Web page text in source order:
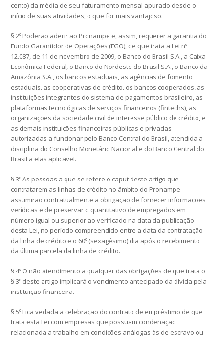
cento) da média de seu faturamento mensal apurado desde o
início de suas atividades, o que for mais vantajoso.
§ 2º Poderão aderir ao Pronampe e, assim, requerer a garantia do
Fundo Garantidor de Operações (FGO), de que trata a Lei nº
12.087, de 11 de novembro de 2009, o Banco do Brasil S.A., a Caixa
Econômica Federal, o Banco do Nordeste do Brasil S.A., o Banco da
Amazônia S.A., os bancos estaduais, as agências de fomento
estaduais, as cooperativas de crédito, os bancos cooperados, as
instituições integrantes do sistema de pagamentos brasileiro, as
plataformas tecnológicas de serviços financeiros (fintechs), as
organizações da sociedade civil de interesse público de crédito, e
as demais instituições financeiras públicas e privadas
autorizadas a funcionar pelo Banco Central do Brasil, atendida a
disciplina do Conselho Monetário Nacional e do Banco Central do
Brasil a elas aplicável.
§ 3º As pessoas a que se refere o caput deste artigo que
contratarem as linhas de crédito no âmbito do Pronampe
assumirão contratualmente a obrigação de fornecer informações
verídicas e de preservar o quantitativo de empregados em
número igual ou superior ao verificado na data da publicação
desta Lei, no período compreendido entre a data da contratação
da linha de crédito e o 60º (sexagésimo) dia após o recebimento
da última parcela da linha de crédito.
§ 4º O não atendimento a qualquer das obrigações de que trata o
§ 3º deste artigo implicará o vencimento antecipado da dívida pela
instituição financeira.
§ 5º Fica vedada a celebração do contrato de empréstimo de que
trata esta Lei com empresas que possuam condenação
relacionada a trabalho em condições análogas às de escravo ou